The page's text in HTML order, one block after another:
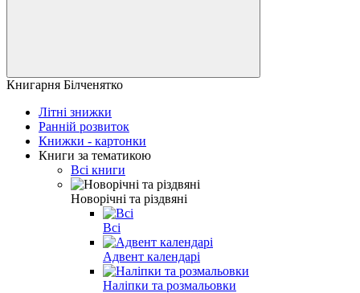
Книгарня Білченятко
Літні знижки
Ранній розвиток
Книжки - картонки
Книги за тематикою
Всі книги
Новорічні та різдвяні
Всі
Адвент календарі
Наліпки та розмальовки